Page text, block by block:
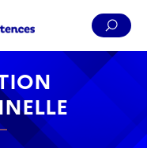
Pied de page